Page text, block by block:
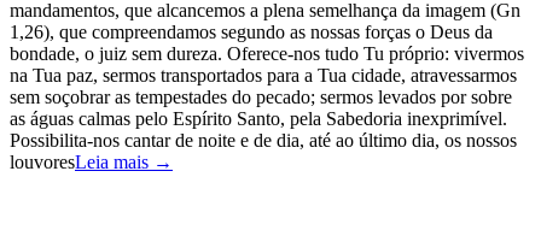
mandamentos, que alcancemos a plena semelhança da imagem (Gn
1,26), que compreendamos segundo as nossas forças o Deus da
bondade, o juiz sem dureza. Oferece-nos tudo Tu próprio: vivermos
na Tua paz, sermos transportados para a Tua cidade, atravessarmos
sem soçobrar as tempestades do pecado; sermos levados por sobre
as águas calmas pelo Espírito Santo, pela Sabedoria inexprimível.
Possibilita-nos cantar de noite e de dia, até ao último dia, os nossos
louvoresLeia mais →